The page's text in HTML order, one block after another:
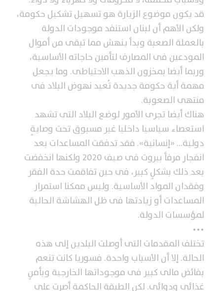
قد يكون موضوع الزيارة هو تسهيل تشكيل حكومة،
ولكن الأهم أن لبنان استنفد موجودات الدولة
بالعملة الصعبة وبدأ ينهش مما تبقى من أموال
المودعين فى المصارف لتأمين حاجاته الأساسية،
وربما أيضا بمخزون الذهب الاحتياطى. وما يجعل
مهمة أية حكومة جديدة تُعيد نهوض البلاد فى
منتهى الصعوبة.
هناك أيضا تجرى الأمور لوضع البلاد التى تشهد
استعصاء سياسيا داخليا غير مسبوق تحت وصايةٍ
دولية… «إنسانية». فقد تدفقت المساعدات بعد
انفجار مرفأ بيروت فى صيف 2020 ولكنها انخفضت
بعد ذلك بشكلٍ كبير، فى حين تفاقمت حدة الفقر
وفقدان المواد الأساسية. وليس ممكنا استمرار
المساعدات أو زيادتها فى ظل الهشاشة الحالية
لمؤسسات الدولة.
•••
تختلف المقدمات التى أوصلت البلدين إلى هذه
الحالة. إلا أن الأسباب واحدة. فسوريا كانت تنعم
بفائض مالى كبير فى موجوداتها الخارجية وبأمنٍ
غذائى ودوائى. لكن الطبقة الحاكمة أصرت على